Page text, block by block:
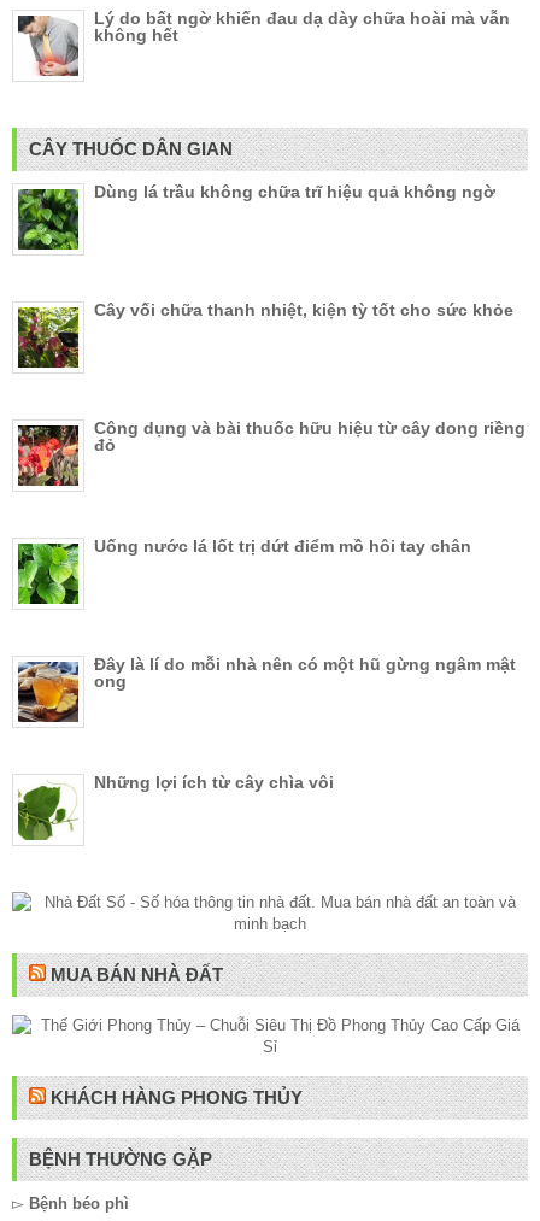
Lý do bất ngờ khiến đau dạ dày chữa hoài mà vẫn
không hết
CÂY THUỐC DÂN GIAN
Dùng lá trầu không chữa trĩ hiệu quả không ngờ
Cây vối chữa thanh nhiệt, kiện tỳ tốt cho sức khỏe
Công dụng và bài thuốc hữu hiệu từ cây dong riềng
đỏ
Uống nước lá lốt trị dứt điểm mồ hôi tay chân
Đây là lí do mỗi nhà nên có một hũ gừng ngâm mật
ong
Những lợi ích từ cây chìa vôi
MUA BÁN NHÀ ĐẤT
KHÁCH HÀNG PHONG THỦY
BỆNH THƯỜNG GẶP
▻ Bệnh béo phì